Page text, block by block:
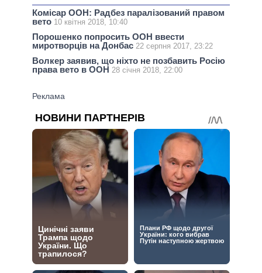
Комісар ООН: Радбез паралізований правом
вето 10 квітня 2018, 10:40
Порошенко попросить ООН ввести
миротворців на Донбас 22 серпня 2017, 23:22
Волкер заявив, що ніхто не позбавить Росію
права вето в ООН 28 січня 2018, 22:00